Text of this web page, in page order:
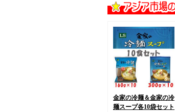
金家の冷麺＆金家の冷
麺スープ各10袋セット